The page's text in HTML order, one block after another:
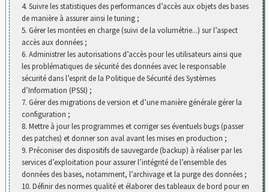
4. Suivre les statistiques des performances d’accès aux objets des bases
de manière à assurer ainsi le tuning ;
5. Gérer les montées en charge (suivi de la volumétrie...) sur l’aspect
accès aux données ;
6. Administrer les autorisations d’accès pour les utilisateurs ainsi que
les problématiques de sécurité des données avec le responsable
sécurité dans l’esprit de la Politique de Sécurité des Systèmes
d’Information (PSSI) ;
7. Gérer des migrations de version et d’une manière générale gérer la
configuration ;
8. Mettre à jour les programmes et corriger ses éventuels bugs (passer
des patches) et donner son aval avant les mises en production ;
9. Préconiser des dispositifs de sauvegarde (backup) à réaliser par les
services d’exploitation pour assurer l’intégrité de l’ensemble des
données des bases, notamment, l’archivage et la purge des données ;
10. Définir des normes qualité et élaborer des tableaux de bord pour en